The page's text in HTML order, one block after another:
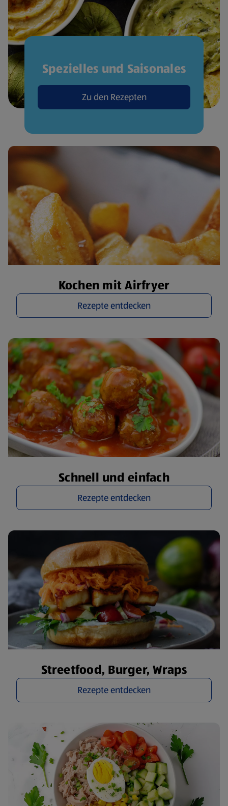
Spezielles und Saisonales
Zu den Rezepten
Kochen mit Airfryer
Rezepte entdecken
Schnell und einfach
Rezepte entdecken
Streetfood, Burger, Wraps
Rezepte entdecken